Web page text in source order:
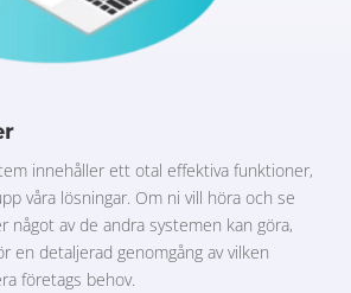
innehåller ett otal effektiva funktioner,
våra lösningar. Om ni vill höra och se
något av de andra systemen kan göra,
en detaljerad genomgång av vilken
företags behov.